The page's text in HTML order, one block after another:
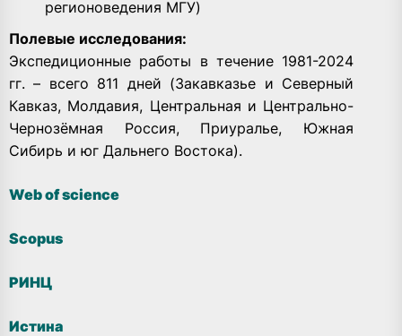
регионоведения МГУ)
Полевые исследования:
Экспедиционные работы в течение 1981-2024
гг. – всего 811 дней (Закавказье и Северный
Кавказ, Молдавия, Центральная и Центрально-
Чернозёмная Россия, Приуралье, Южная
Сибирь и юг Дальнего Востока).
Web of science
Scopus
РИНЦ
Истина